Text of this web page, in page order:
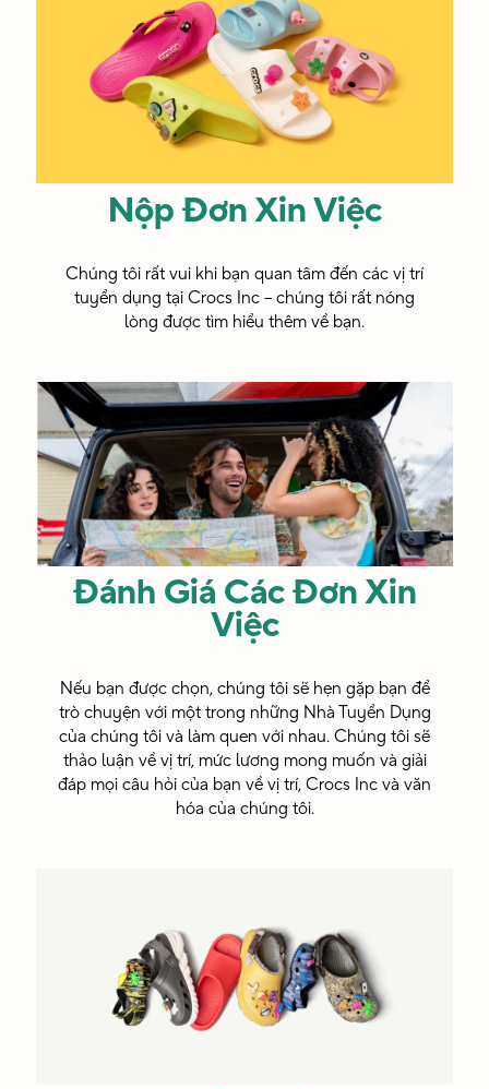
sang
các thị
trường
mới.”
Omercan
Chuyên Gia
Phân Tích Kỹ
Thuật Số -
người ở
HEYDUDE.
tìm
hiểu,
giao
lưu và
cùng
sáng
tạo với
những
người
từ mọi
tầng
hội
truyền
cảm
hứng
thay
đổi
chuẩn
Nộp Đơn Xin Việc
Chúng tôi rất vui khi bạn quan tâm đến các vị trí
tuyển dụng tại Crocs Inc – chúng tôi rất nóng
lòng được tìm hiểu thêm về bạn.
Đánh Giá Các Đơn Xin
Việc
Nếu bạn được chọn, chúng tôi sẽ hẹn gặp bạn để
trò chuyện với một trong những Nhà Tuyển Dụng
của chúng tôi và làm quen với nhau. Chúng tôi sẽ
thảo luận về vị trí, mức lương mong muốn và giải
đáp mọi câu hỏi của bạn về vị trí, Crocs Inc và văn
hóa của chúng tôi.